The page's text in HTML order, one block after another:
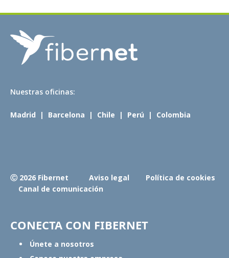
Nuestras oficinas:
Madrid | Barcelona | Chile | Perú | Colombia
Ⓒ 2026 Fibernet Aviso legal
Política de cookies
Canal de comunicación
CONECTA CON FIBERNET
Únete a nosotros